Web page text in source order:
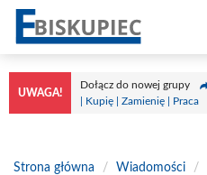
Przejdź
treści
UWAGA!
Dołącz do nowej grupy
| Kupię | Zamienię | Praca
Strona główna / Wiadomości /